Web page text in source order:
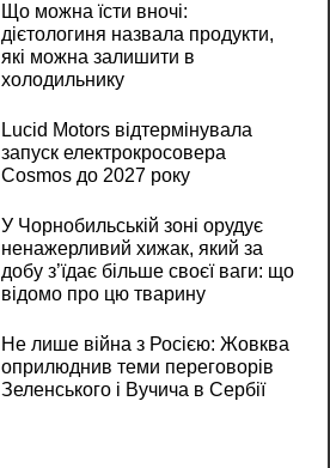
Що можна їсти вночі:
дієтологиня назвала продукти,
які можна залишити в
холодильнику
Lucid Motors відтермінувала
запуск електрокросовера
Cosmos до 2027 року
У Чорнобильській зоні орудує
ненажерливий хижак, який за
добу з’їдає більше своєї ваги: що
відомо про цю тварину
Не лише війна з Росією: Жовква
оприлюднив теми переговорів
Зеленського і Вучича в Сербії